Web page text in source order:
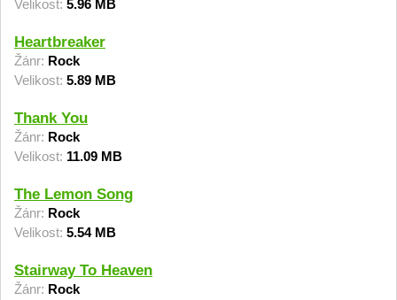
Velikost: 5.96 MB
Heartbreaker
Žánr: Rock
Velikost: 5.89 MB
Thank You
Žánr: Rock
Velikost: 11.09 MB
The Lemon Song
Žánr: Rock
Velikost: 5.54 MB
Stairway To Heaven
Žánr: Rock